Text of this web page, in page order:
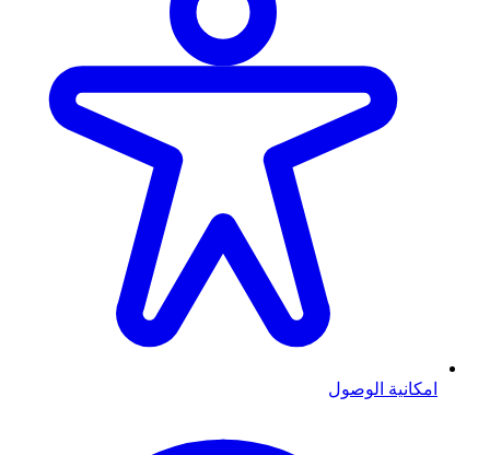
امكانية الوصول